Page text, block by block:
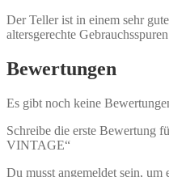
Der Teller ist in einem sehr
altersgerechte
Bewertungen
Es gibt noch keine
Schreibe die erste Bewertung
VINTAGE“
Du musst angemeldet sein, um